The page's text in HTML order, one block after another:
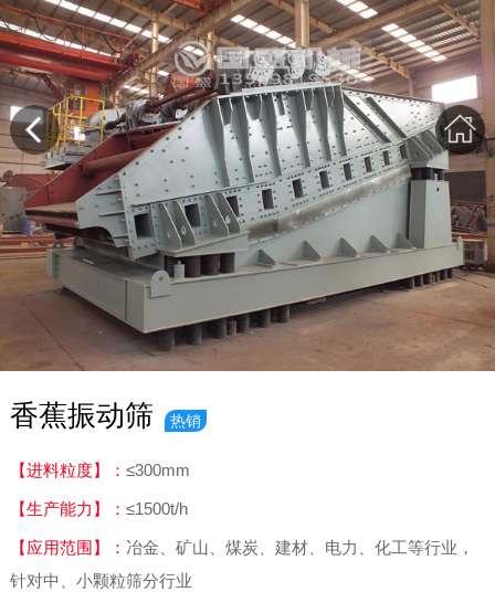
香蕉振动筛 热销
【进料粒度】： ≤300mm
【生产能力】： ≤1500t/h
【应用范围】： 冶金、矿山、煤炭、建材、电力、化工等行业，
针对中、小颗粒筛分行业